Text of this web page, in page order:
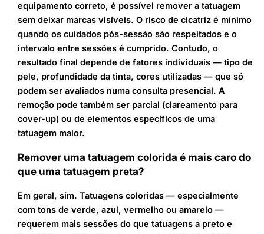
equipamento correto, é possível remover a tatuagem
sem deixar marcas visíveis. O risco de cicatriz é mínimo
quando os cuidados pós-sessão são respeitados e o
intervalo entre sessões é cumprido. Contudo, o
resultado final depende de fatores individuais — tipo de
pele, profundidade da tinta, cores utilizadas — que só
podem ser avaliados numa consulta presencial. A
remoção pode também ser parcial (clareamento para
cover-up) ou de elementos específicos de uma
tatuagem maior.
Remover uma tatuagem colorida é mais caro do
que uma tatuagem preta?
Em geral, sim. Tatuagens coloridas — especialmente
com tons de verde, azul, vermelho ou amarelo —
requerem mais sessões do que tatuagens a preto e